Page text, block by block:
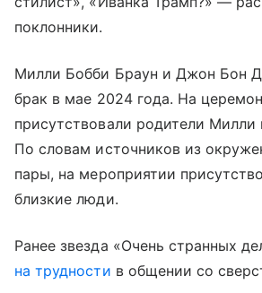
поклонники.
Милли Бобби Браун и Джон Бон
брак в мае 2024 года. На
присутствовали родители
По словам источников из
пары, на мероприятии
близкие люди.
Ранее звезда «Очень странных
на трудности в общении со